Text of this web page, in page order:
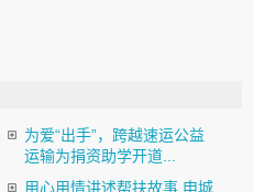
为爱“出手”，跨越速运公益
运输为捐资助学开道...
用心用情讲述帮扶故事 申城